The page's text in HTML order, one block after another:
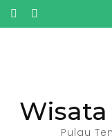
Skip
to
Pulau